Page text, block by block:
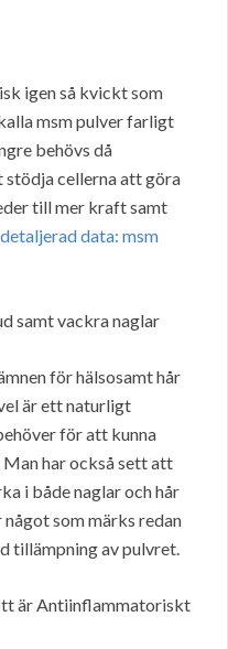
igen så kvickt som
msm pulver farligt
behövs då
cellerna att göra
till mer kraft samt
data: msm
samt vackra naglar
för hälsosamt hår
är ett naturligt
för att kunna
har också sett att
i både naglar och hår
som märks redan
tillämpning av pulvret.
är Antiinflammatoriskt